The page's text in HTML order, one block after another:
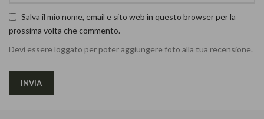
Salva il mio nome, email e sito web in questo browser per la
prossima volta che commento.
Devi essere loggato per poter aggiungere foto alla tua recensione.